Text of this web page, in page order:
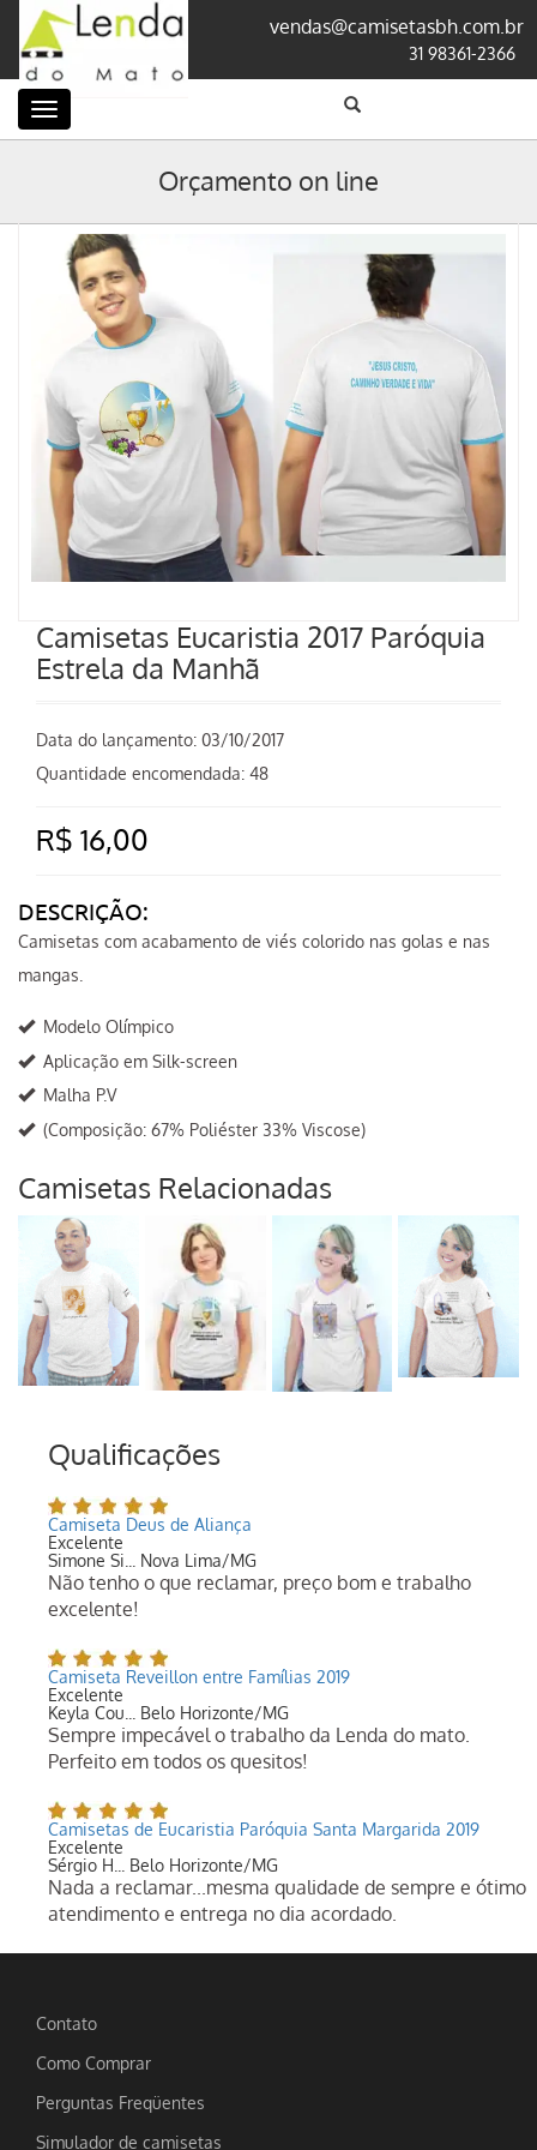
vendas@camisetasbh.com.br
31 98361-2366
Categorias
Orçamento on line
Camisetas Eucaristia 2017 Paróquia
Estrela da Manhã
Data do lançamento: 03/10/2017
Quantidade encomendada: 48
R$ 16,00
DESCRIÇÃO:
Camisetas com acabamento de viés colorido nas golas e nas
mangas.
Modelo Olímpico
Aplicação em Silk-screen
Malha P.V
(Composição: 67% Poliéster 33% Viscose)
Camisetas Relacionadas
Qualificações
Camiseta Deus de Aliança
Excelente
Simone Si... Nova Lima/MG
Não tenho o que reclamar, preço bom e trabalho
excelente!
Camiseta Reveillon entre Famílias 2019
Excelente
Keyla Cou... Belo Horizonte/MG
Sempre impecável o trabalho da Lenda do mato.
Perfeito em todos os quesitos!
Camisetas de Eucaristia Paróquia Santa Margarida 2019
Excelente
Sérgio H... Belo Horizonte/MG
Nada a reclamar...mesma qualidade de sempre e ótimo
atendimento e entrega no dia acordado.
Contato
Como Comprar
Perguntas Freqüentes
Simulador de camisetas